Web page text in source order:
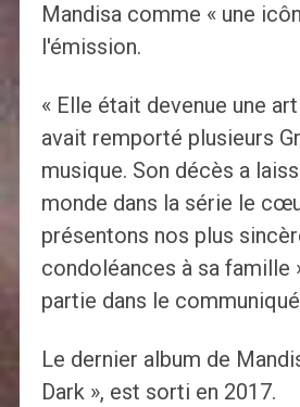
Mandisa comme « une
l'émission.
« Elle était devenue une
avait remporté plusieurs
musique. Son décès a
monde dans la série le
présentons nos plus
condoléances à sa famille
partie dans le
Le dernier album de
Dark », est sorti en 2017.